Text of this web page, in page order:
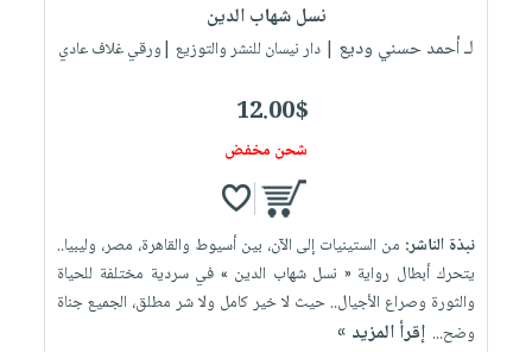
نسل شهاب الدين
لـ أحمد حسني وديع | دار نيسان للنشر والتوزيع |ورقي غلاف عادي
12.00$
شحن مخفض
نبذة الناشر: من الستينيات إلى الآن، بين أسيوط والقاهرة، مصر، وليبيا..
يتحرك أبطال رواية « نسل شهاب الدين » في سردية مختلفة للحياة
والثورة وصراع الأجيال.. حيث لا خير كامل ولا شر مطلق، الجميع جناة
وضح... إقرأ المزيد »